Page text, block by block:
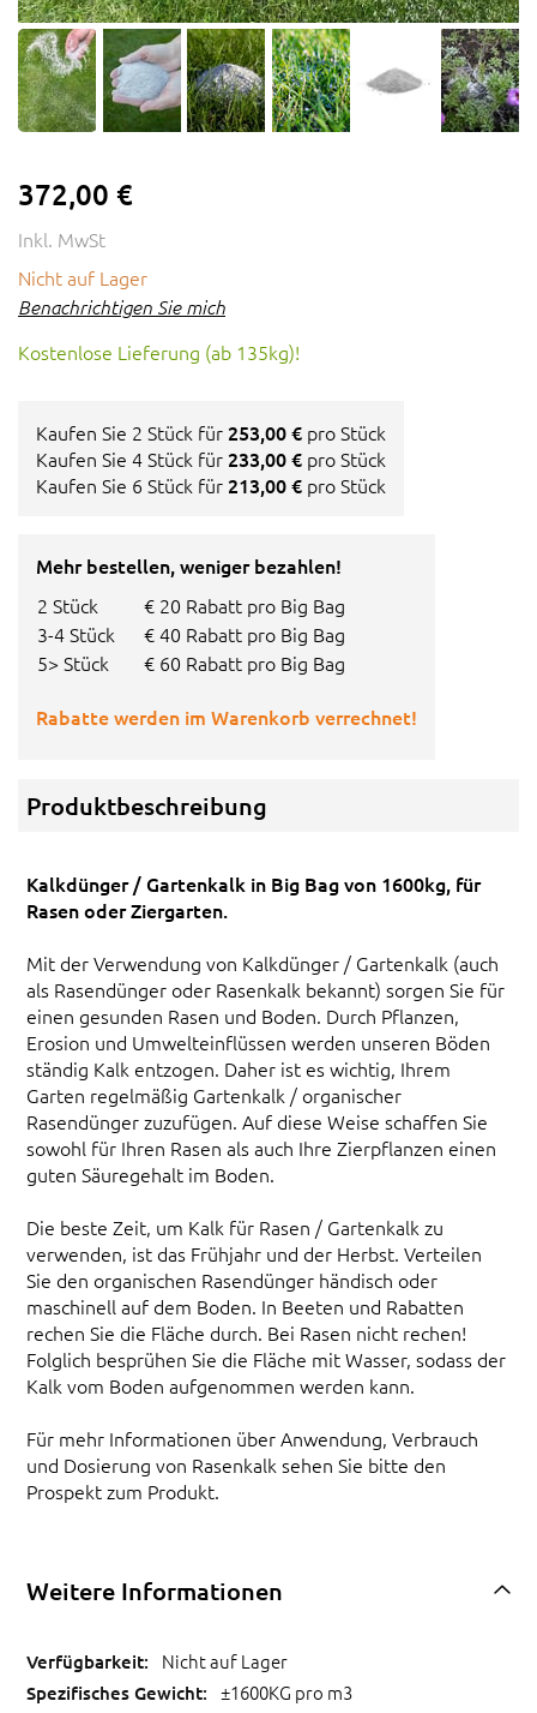
372,00 €
Inkl. MwSt
Nicht auf Lager
Benachrichtigen Sie mich
Kostenlose Lieferung (ab 135kg)!
Kaufen Sie 2 Stück für 253,00 € pro Stück
Kaufen Sie 4 Stück für 233,00 € pro Stück
Kaufen Sie 6 Stück für 213,00 € pro Stück
Mehr bestellen, weniger bezahlen!
2 Stück
€ 20 Rabatt pro Big Bag
3-4 Stück
€ 40 Rabatt pro Big Bag
5> Stück
€ 60 Rabatt pro Big Bag
Rabatte werden im Warenkorb verrechnet!
Produktbeschreibung
Kalkdünger / Gartenkalk in Big Bag von 1600kg, für
Rasen oder Ziergarten.
Mit der Verwendung von Kalkdünger / Gartenkalk (auch
als Rasendünger oder Rasenkalk bekannt) sorgen Sie für
einen gesunden Rasen und Boden. Durch Pflanzen,
Erosion und Umwelteinflüssen werden unseren Böden
ständig Kalk entzogen. Daher ist es wichtig, Ihrem
Garten regelmäßig Gartenkalk / organischer
Rasendünger zuzufügen. Auf diese Weise schaffen Sie
sowohl für Ihren Rasen als auch Ihre Zierpflanzen einen
guten Säuregehalt im Boden.
Die beste Zeit, um Kalk für Rasen / Gartenkalk zu
verwenden, ist das Frühjahr und der Herbst. Verteilen
Sie den organischen Rasendünger händisch oder
maschinell auf dem Boden. In Beeten und Rabatten
rechen Sie die Fläche durch. Bei Rasen nicht rechen!
Folglich besprühen Sie die Fläche mit Wasser, sodass der
Kalk vom Boden aufgenommen werden kann.
Für mehr Informationen über Anwendung, Verbrauch
und Dosierung von Rasenkalk sehen Sie bitte den
Prospekt zum Produkt.
Weitere Informationen
Nicht auf Lager
±1600KG pro m3